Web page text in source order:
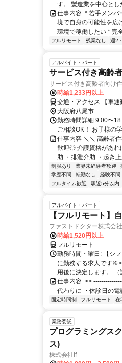
す。 製造業を中心と
仕事内容: * 若手メン
境で自身の可能性を広
環境で稼働したい * 完
フルリモート 残業なし 週2
アルバイト・パート
サービス付き高齢
サービス付き高齢者向け
時給1,233円以上
交通・アクセス 【車
大阪府八尾市
勤務時間詳細 9:00〜
ご相談OK！ お子様の
仕事内容 ＼＼ 高齢者
歓迎◎ 介護資格があれ
助 ・排泄介助 ・起き
制服あり 業界未経験者歓迎
学歴不問
転勤なし 経験不問
フルタイム歓迎
駅近5分以内
アルバイト・パート
【フルリモート】
ファストドクター株式会社
時給1,520円以上
フルリモート
勤務時間・曜日: 【シ
に勤務する求人です
用後に決定します。 （
仕事内容: >>
代わりに ・休診日の
固定時間制 フルリモート 在
業務委託
プログラミングス
ス)
株式会社if